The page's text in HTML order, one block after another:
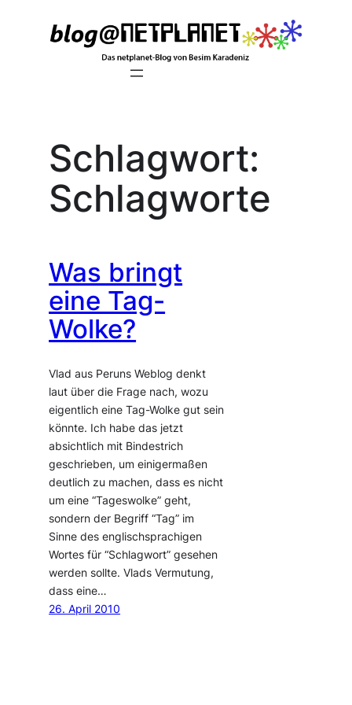
Schlagwort:
Schlagworte
Was bringt
eine Tag-
Wolke?
Vlad aus Peruns Weblog denkt
laut über die Frage nach, wozu
eigentlich eine Tag-Wolke gut sein
könnte. Ich habe das jetzt
absichtlich mit Bindestrich
geschrieben, um einigermaßen
deutlich zu machen, dass es nicht
um eine “Tageswolke” geht,
sondern der Begriff “Tag” im
Sinne des englischsprachigen
Wortes für “Schlagwort” gesehen
werden sollte. Vlads Vermutung,
dass eine…
26. April 2010